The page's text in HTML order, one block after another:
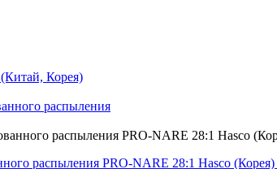
Корея)
распыления
распыления PRO-NARE 28:1 Hasco